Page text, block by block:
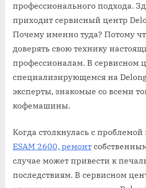
профессионального подхода.
приходит сервисный центр
Почему именно туда? Потому
доверять свою технику
профессионалам. В сервисном
специализирующемся на
эксперты, знакомые со всеми
кофемашины.
Когда столкнулась с проблемой
ESAM 2600, ремонт
случае может привести к
последствиям. В сервисном